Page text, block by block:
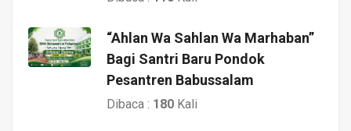
“Ahlan Wa Sahlan Wa Marhaban”
Bagi Santri Baru Pondok
Pesantren Babussalam
Dibaca : 180 Kali